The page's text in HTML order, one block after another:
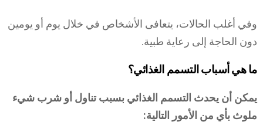
وفي أغلب الحالات، يتعافى الأشخاص في خلال يوم أو يومين
دون الحاجة إلى رعاية طبية.
ما هي أسباب التسمم الغذائي؟
يمكن أن يحدث التسمم الغذائي بسبب تناول أو شرب شيء
ملوث بأي من الأمور التالية: